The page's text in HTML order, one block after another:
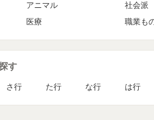
アニマル 社会派
医療 職業も
す
さ行 た行 な行 は行